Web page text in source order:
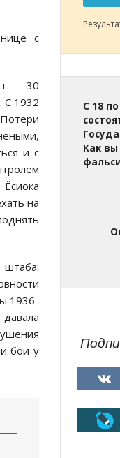
с
г. — 30
С 1932
и с
на
1936-
бои у
С 18
Как